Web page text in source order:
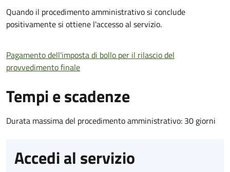
Quando il procedimento amministrativo si conclude
positivamente si ottiene l'accesso al servizio.
Pagamento dell'imposta di bollo per il rilascio del
provvedimento finale
Tempi e scadenze
Durata massima del procedimento amministrativo: 30 giorni
Accedi al servizio